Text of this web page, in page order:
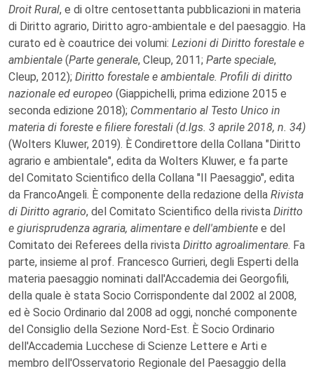
Droit Rural, e di oltre centosettanta pubblicazioni in materia
di Diritto agrario, Diritto agro-ambientale e del paesaggio. Ha
curato ed è coautrice dei volumi: Lezioni di Diritto forestale e
ambientale (Parte generale, Cleup, 2011; Parte speciale,
Cleup, 2012); Diritto forestale e ambientale. Profili di diritto
nazionale ed europeo (Giappichelli, prima edizione 2015 e
seconda edizione 2018); Commentario al Testo Unico in
materia di foreste e filiere forestali (d.lgs. 3 aprile 2018, n. 34)
(Wolters Kluwer, 2019). È Condirettore della Collana "Diritto
agrario e ambientale", edita da Wolters Kluwer, e fa parte
del Comitato Scientifico della Collana "Il Paesaggio", edita
da FrancoAngeli. È componente della redazione della Rivista
di Diritto agrario, del Comitato Scientifico della rivista Diritto
e giurisprudenza agraria, alimentare e dell'ambiente e del
Comitato dei Referees della rivista Diritto agroalimentare. Fa
parte, insieme al prof. Francesco Gurrieri, degli Esperti della
materia paesaggio nominati dall'Accademia dei Georgofili,
della quale è stata Socio Corrispondente dal 2002 al 2008,
ed è Socio Ordinario dal 2008 ad oggi, nonché componente
del Consiglio della Sezione Nord-Est. È Socio Ordinario
dell'Accademia Lucchese di Scienze Lettere e Arti e
membro dell'Osservatorio Regionale del Paesaggio della